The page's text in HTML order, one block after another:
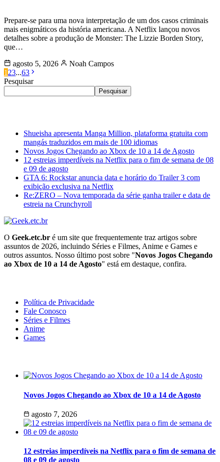
Prepare-se para uma nova interpretação de um dos casos criminais
mais enigmáticos da história americana. A Netflix lançou novos
detalhes sobre a produção de Monster: The Lizzie Borden Story,
que…
agosto 5, 2026
Noah Campos
1 23...63
Pesquisar
Pesquisar
Shueisha apresenta Manga Million, plataforma gratuita com
mangás traduzidos em mais de 100 idiomas
Novos Jogos Chegando ao Xbox de 10 a 14 de Agosto
12 estreias imperdíveis na Netflix para o fim de semana de 08
e 09 de agosto
GTA 6: Rockstar anuncia data e horário do Trailer 3 com
exibição exclusiva na Netflix
Re:ZERO – Nova temporada da série ganha trailer e data de
estreia na Crunchyroll
O Geek.etc.br é um site que frequentemente traz artigos sobre
assuntos de 2026, incluindo Séries e Filmes, Anime e Games e
outros assuntos. Nosso último post sobre "Novos Jogos Chegando
ao Xbox de 10 a 14 de Agosto" está em destaque, confira.
Política de Privacidade
Fale Conosco
Séries e Filmes
Anime
Games
Novos Jogos Chegando ao Xbox de 10 a 14 de Agosto
agosto 7, 2026
12 estreias imperdíveis na Netflix para o fim de semana de
08 e 09 de agosto